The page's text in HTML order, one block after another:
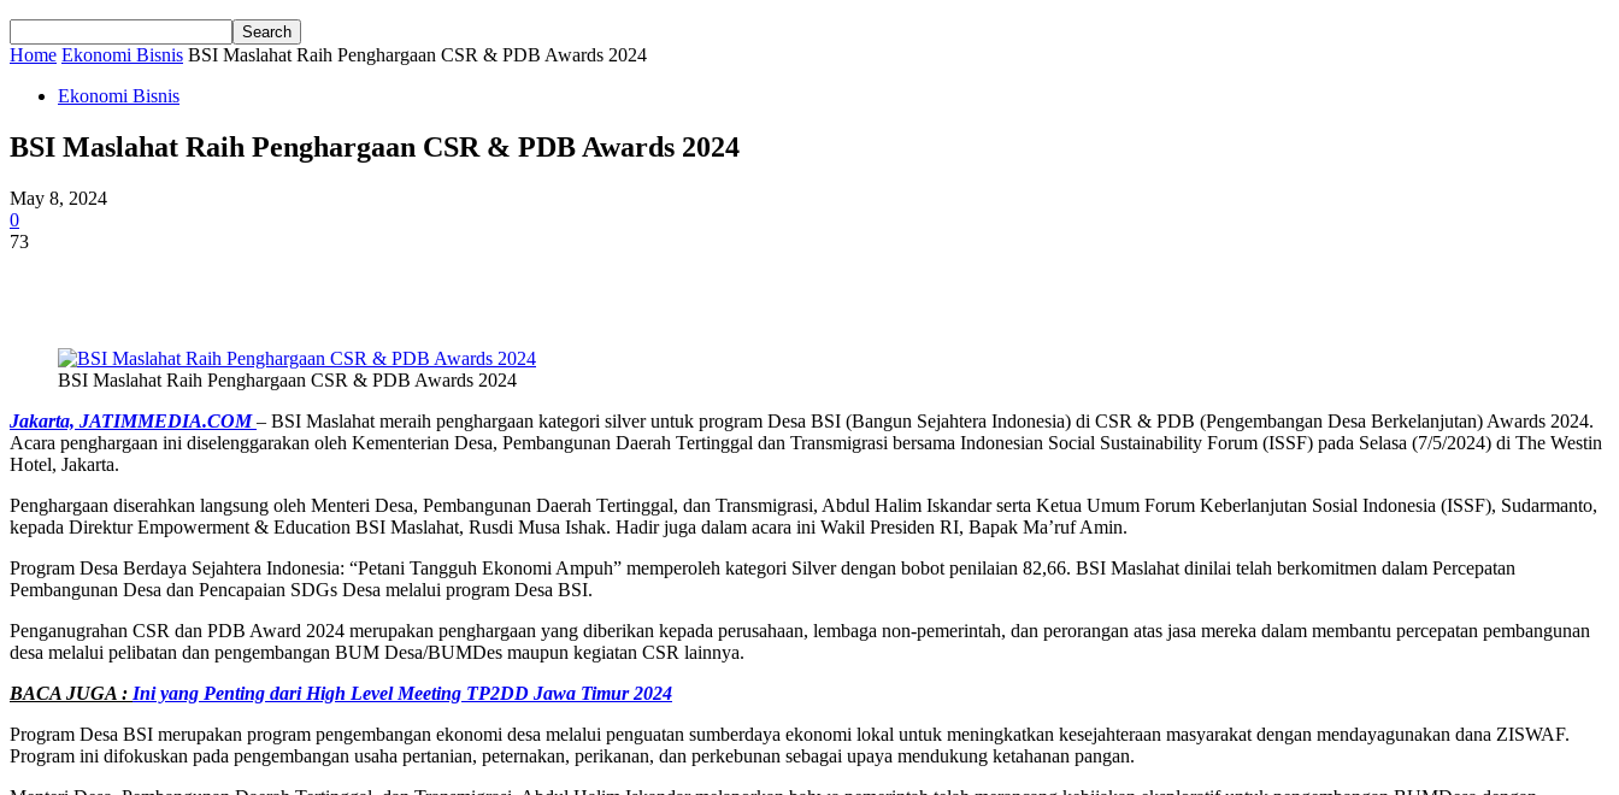
Home Ekonomi Bisnis BSI Maslahat Raih Penghargaan CSR & PDB Awards 2024
Ekonomi Bisnis
BSI Maslahat Raih Penghargaan CSR & PDB Awards 2024
May 8, 2024
0
73
BSI Maslahat Raih Penghargaan CSR & PDB Awards 2024
Jakarta, JATIMMEDIA.COM – BSI Maslahat meraih penghargaan kategori silver untuk program Desa BSI (Bangun Sejahtera Indonesia) di CSR & PDB (Pengembangan Desa Berkelanjutan) Awards 2024.
Acara penghargaan ini diselenggarakan oleh Kementerian Desa, Pembangunan Daerah Tertinggal dan Transmigrasi bersama Indonesian Social Sustainability Forum (ISSF) pada Selasa (7/5/2024) di The Westin
Hotel, Jakarta.
Penghargaan diserahkan langsung oleh Menteri Desa, Pembangunan Daerah Tertinggal, dan Transmigrasi, Abdul Halim Iskandar serta Ketua Umum Forum Keberlanjutan Sosial Indonesia (ISSF), Sudarmanto,
kepada Direktur Empowerment & Education BSI Maslahat, Rusdi Musa Ishak. Hadir juga dalam acara ini Wakil Presiden RI, Bapak Ma’ruf Amin.
Program Desa Berdaya Sejahtera Indonesia: “Petani Tangguh Ekonomi Ampuh” memperoleh kategori Silver dengan bobot penilaian 82,66. BSI Maslahat dinilai telah berkomitmen dalam Percepatan
Pembangunan Desa dan Pencapaian SDGs Desa melalui program Desa BSI.
Penganugrahan CSR dan PDB Award 2024 merupakan penghargaan yang diberikan kepada perusahaan, lembaga non-pemerintah, dan perorangan atas jasa mereka dalam membantu percepatan pembangunan
desa melalui pelibatan dan pengembangan BUM Desa/BUMDes maupun kegiatan CSR lainnya.
BACA JUGA : Ini yang Penting dari High Level Meeting TP2DD Jawa Timur 2024
Program Desa BSI merupakan program pengembangan ekonomi desa melalui penguatan sumberdaya ekonomi lokal untuk meningkatkan kesejahteraan masyarakat dengan mendayagunakan dana ZISWAF.
Program ini difokuskan pada pengembangan usaha pertanian, peternakan, perikanan, dan perkebunan sebagai upaya mendukung ketahanan pangan.